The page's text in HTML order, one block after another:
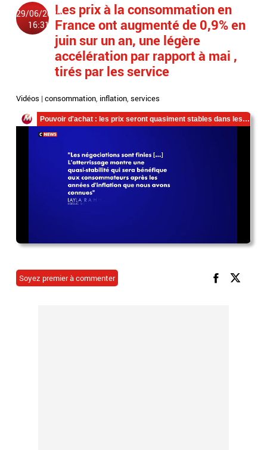
29/06/2025
16:31
Les prix à la consommation en
France ont augmenté de 0,9% en
juin sur un an, une légère
accélération par rapport à mai ,
tirés par les service
Vidéos |consommation, inflation,services
Soyez premier à commenter